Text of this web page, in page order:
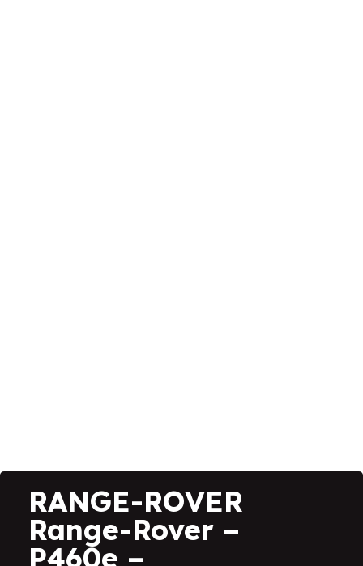
RANGE-ROVER
Range-Rover –
P460e –